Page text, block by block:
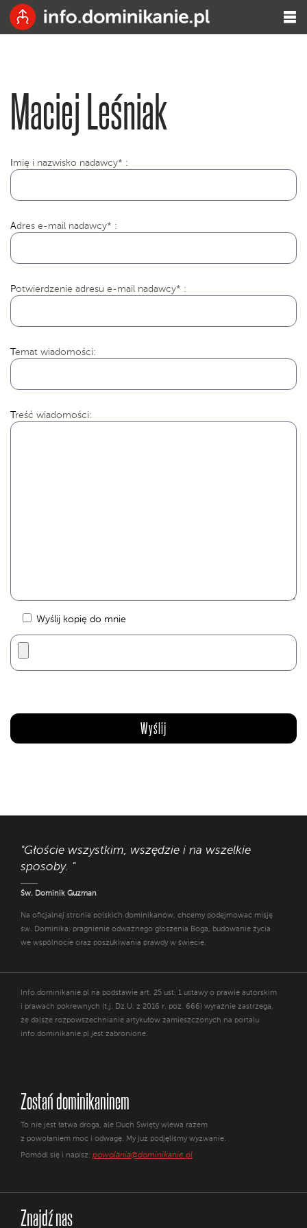
Maciej Leśniak
mię i nazwisko nadawcy* :
Adres e-mail nadawcy* :
Potwierdzenie adresu e-mail nadawcy* :
Temat wiadomości:
Treść wiadomości:
Wyślij kopię do mnie
"Głoście wszystkim, wszędzie i na wszelkie
sposoby. "
Św. Dominik Guzman
Na oficjalnej stronie polskich dominikanów, chcemy podejmować misję
św. Dominika: pragnienie odważnego głoszenia Boga, budowanie życia
we wspólnocie oraz poszukiwania prawdy w świecie.
Info.dominikanie.pl na podstawie art. 25 ust. 1 ustawy o prawie autorskim
i prawach pokrewnych (t.j. Dz.U. z 2016 r. poz. 666) wyraźnie zastrzega,
że dalsze rozpowszechnianie artykułów zamieszczonych na portalu
info.dominikanie.pl jest zabronione.
Zostań dominikaninem
To nie jest łatwa droga, ale Duch Święty wlewa razem
z powołaniem moc i odwagę. My już podjęliśmy wyzwanie.
Pomódl się i napisz: powolania@dominikanie.pl
Znajdź nas